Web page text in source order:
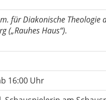
für Diakonische Theologie
(„Rauhes Haus“).
16:00 Uhr